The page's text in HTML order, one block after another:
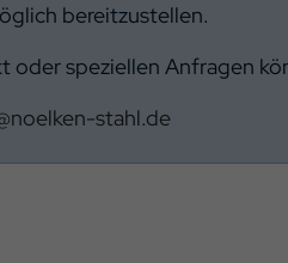
bereitzustellen.
oder speziellen Anfragen
stahl.de